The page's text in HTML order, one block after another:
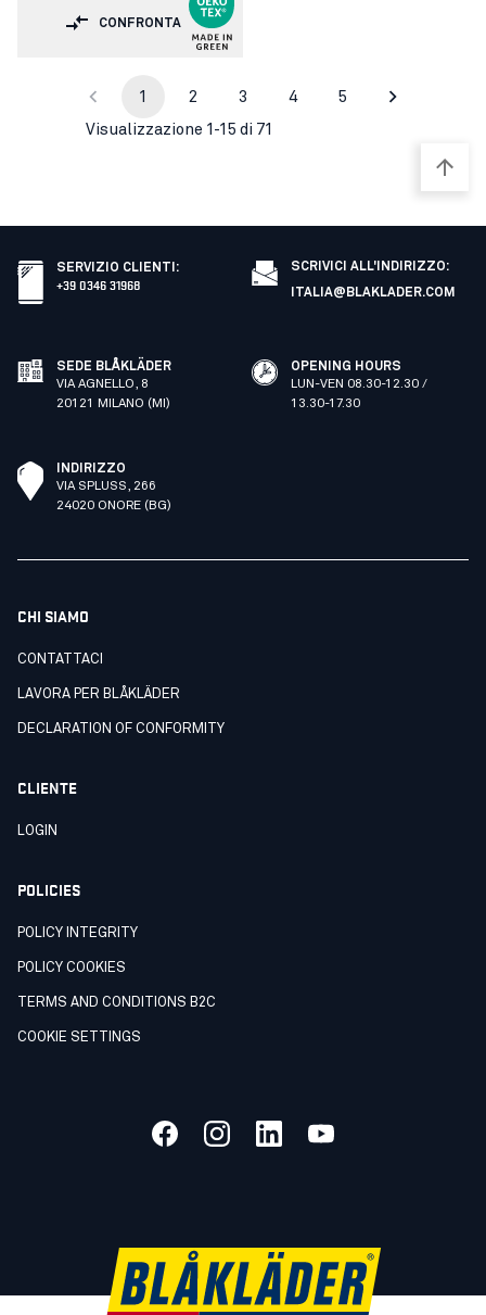
CONFRONTA
1 2 3 4 5
Visualizzazione 1-15 di 71
SERVIZIO CLIENTI :
+39 0346 31968
SCRIVICI ALL'INDIRIZZO:
ITALIA@BLAKLADER.COM
SEDE BLÅKLÄDER
VIA AGNELLO, 8
20121 MILANO (MI)
OPENING HOURS
LUN-VEN 08.30-12.30 /
13.30-17.30
INDIRIZZO
VIA SPLUSS, 266
24020 ONORE (BG)
CHI SIAMO
CONTATTACI
LAVORA PER BLÅKLÄDER
DECLARATION OF CONFORMITY
CLIENTE
LOGIN
POLICIES
POLICY INTEGRITY
POLICY COOKIES
TERMS AND CONDITIONS B2C
COOKIE SETTINGS